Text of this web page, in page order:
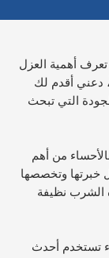
أهمية العزل
دعني أقدم لك
التي تبحث
من أهم
خبرتها وتخصصها
الشرب نظيفة
تستخدم أحدث